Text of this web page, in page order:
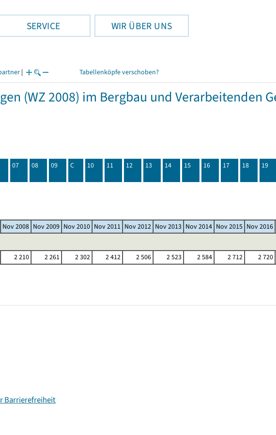
SERVICE WIR ÜBER UNS
| Tabellenköpfe verschoben?
(WZ 2008) im Bergbau und Verarbeitenden
07 08 09 C 10 11 12 13 14 15 16 17 18 19
Nov 2008 Nov 2009 Nov 2010 Nov 2011 Nov 2012 Nov 2013 Nov 2014 Nov 2015 Nov 2016
2 210 2 261 2 302 2 412 2 506 2 523 2 584 2 712 2 720
Barrierefreiheit